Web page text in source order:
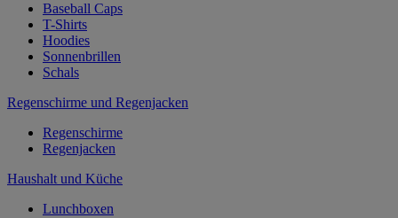
Baseball Caps
T-Shirts
Hoodies
Sonnenbrillen
Schals
Regenschirme und Regenjacken
Regenschirme
Regenjacken
Haushalt und Küche
Lunchboxen